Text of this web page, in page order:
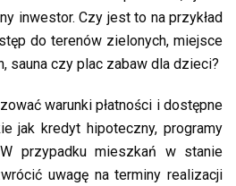
inwestor. Czy jest to na przykład
do terenów zielonych, miejsce
sauna czy plac zabaw dla dzieci?
warunki płatności i dostępne
jak kredyt hipoteczny, programy
przypadku mieszkań w stanie
uwagę na terminy realizacji